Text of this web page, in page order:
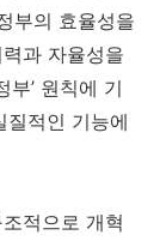
부의 효율성을
과 자율성을
부’ 원칙에 기
질적인 기능에
적으로 개혁